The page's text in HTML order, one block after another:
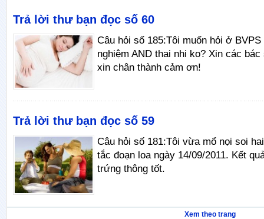
Trả lời thư bạn đọc số 60
Câu hỏi số 185:Tôi muốn hỏi ở
nghiệm AND thai nhi ko? Xin các
xin chân thành cảm ơn!
Trả lời thư bạn đọc số 59
Câu hỏi số 181:Tôi vừa mổ nọi soi
tắc đoạn loa ngày 14/09/2011. Kết
trứng thông tốt.
Xem theo trang